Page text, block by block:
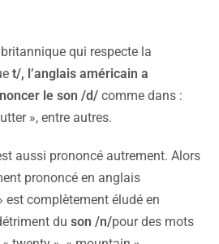
britannique qui respecte la
t/, l’anglais américain a
le son /d/ comme dans :
», entre autres.
aussi prononcé autrement. Alors
prononcé en anglais
est complètement éludé en
du son /n/pour des mots